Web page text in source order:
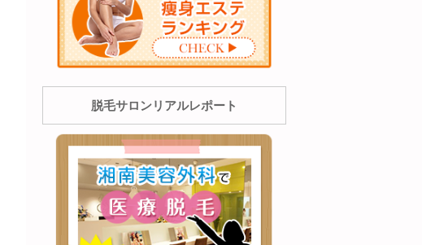
脱毛サロンリアルレポート